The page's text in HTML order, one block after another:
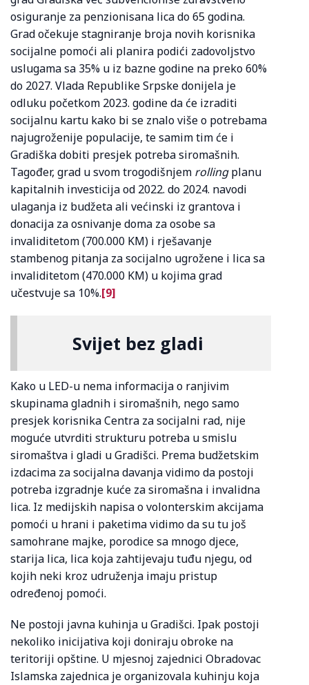
osiguranje za penzionisana lica do 65 godina.
Grad očekuje stagniranje broja novih korisnika
socijalne pomoći ali planira podići zadovoljstvo
uslugama sa 35% u iz bazne godine na preko 60%
do 2027. Vlada Republike Srpske donijela je
odluku početkom 2023. godine da će izraditi
socijalnu kartu kako bi se znalo više o potrebama
najugroženije populacije, te samim tim će i
Gradiška dobiti presjek potreba siromašnih.
Tagođer, grad u svom trogodišnjem rollingplanu
kapitalnih investicija od 2022. do 2024. navodi
ulaganja iz budžeta ali većinski iz grantova i
donacija za osnivanje doma za osobe sa
invaliditetom (700.000 KM) i rješavanje
stambenog pitanja za socijalno ugrožene i lica sa
invaliditetom (470.000 KM) u kojima grad
učestvuje sa 10%.[9]
Svijet bez gladi
Kako u LED-u nema informacija o ranjivim
skupinama gladnih i siromašnih, nego samo
presjek korisnika Centra za socijalni rad, nije
moguće utvrditi strukturu potreba u smislu
siromaštva i gladi u Gradišci. Prema budžetskim
izdacima za socijalna davanja vidimo da postoji
potreba izgradnje kuće za siromašna i invalidna
lica. Iz medijskih napisa o volonterskim akcijama
pomoći u hrani i paketima vidimo da su tu još
samohrane majke, porodice sa mnogo djece,
starija lica, lica koja zahtijevaju tuđu njegu, od
kojih neki kroz udruženja imaju pristup
određenoj pomoći.
Ne postoji javna kuhinja u Gradišci. Ipak postoji
nekoliko inicijativa koji doniraju obroke na
teritoriji opštine. U mjesnoj zajednici Obradovac
Islamska zajednica je organizovala kuhinju koja